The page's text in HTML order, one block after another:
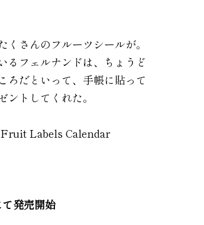
くさんのフルーツシールが。
るフェルナンドは、ちょうど
ろだといって、手帳に貼って
トしてくれた。
Fruit Labels Calendar
発売開始